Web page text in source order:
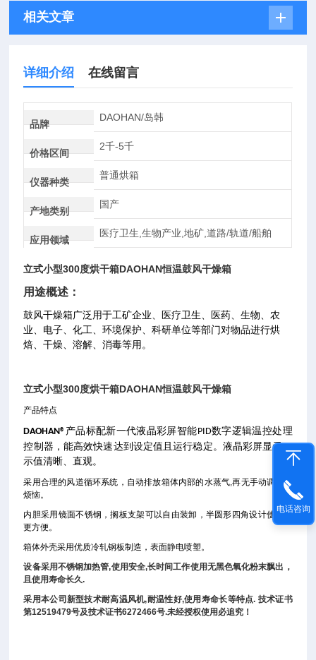
相关文章
详细介绍 在线留言
品牌
DAOHAN/岛韩
价格区间
2千-5千
仪器种类
普通烘箱
产地类别
国产
应用领域
医疗卫生,生物产业,地矿,道路/轨道/船舶
立式小型300度烘干箱DAOHAN恒温鼓风干燥箱
用途概述：
鼓风干燥箱广泛用于工矿企业、医疗卫生、医药、生物、农
业、电子、化工、环境保护、科研单位等部门对物品进行烘
焙、干燥、溶解、消毒等用。
立式小型300度烘干箱DAOHAN恒温鼓风干燥箱
产品特点
DAOHAN® 产品标配新一代液晶彩屏智能PID数字逻辑温控处理
控制器，能高效快速达到设定值且运行稳定。液晶彩屏显示，
示值清晰、直观。
采用合理的风道循环系统，自动排放箱体内部的水蒸气,再无手动调节的
烦恼。
内胆采用镜面不锈钢，搁板支架可以自由装卸，半圆形四角设计使清洁
更方便。
箱体外壳采用优质冷轧钢板制造，表面静电喷塑。
设备采用不锈钢加热管,使用安全,长时间工作使用无黑色氧化粉末飘出，
且使用寿命长久.
采用本公司新型技术耐高温风机,耐温性好,使用寿命长等特点. 技术证书
第12519479号及技术证书6272466号.未经授权使用必追究！
电话咨询